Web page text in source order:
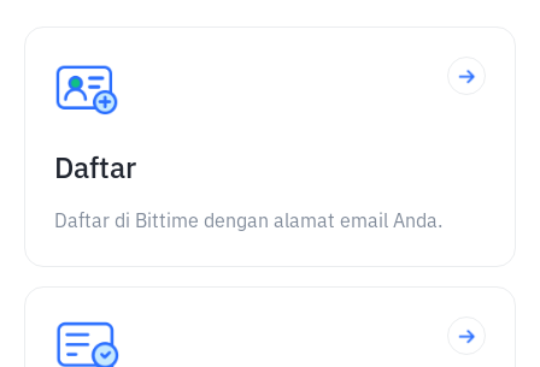
Daftar
Daftar di Bittime dengan alamat email Anda.